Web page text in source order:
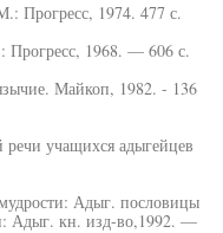
Прогресс, 1974. 477 с.
1968. — 606 с.
Майкоп, 1982. - 136
учащихся адыгейцев
Адыг. пословицы
Адыг. кн. изд-во,1992. —